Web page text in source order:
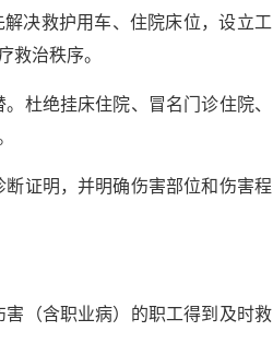
决救护用车、住院床位，设立工
救治秩序。
杜绝挂床住院、冒名门诊住院、
证明，并明确伤害部位和伤害程
（含职业病）的职工得到及时救